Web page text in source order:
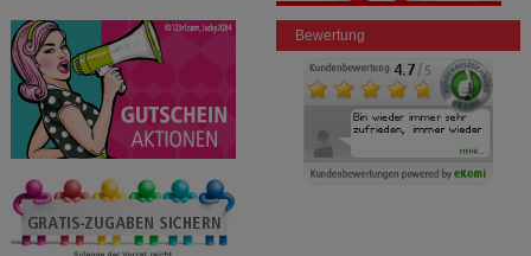
Bewertung